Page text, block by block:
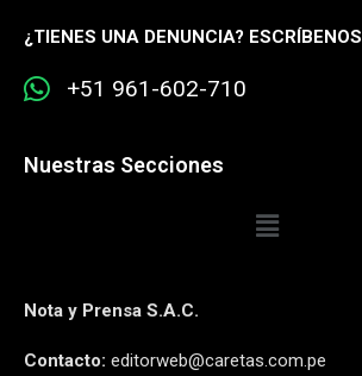
¿TIENES UNA DENUNCIA? ESCRÍBENOS
+51 961-602-710
Nuestras Secciones
Nota y Prensa S.A.C.
Contacto: editorweb@caretas.com.pe